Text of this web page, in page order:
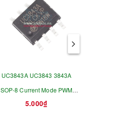
UC3843A UC3843 3843A
SOP-8 Current Mode PWM
Controller
5.000₫